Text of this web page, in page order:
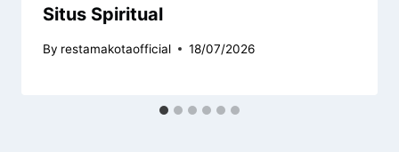
Situs Spiritual
By restamakotaofficial 18/07/2026